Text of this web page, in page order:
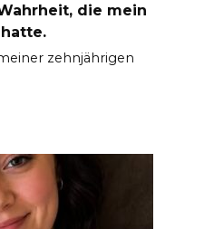
die mein
zehnjährigen